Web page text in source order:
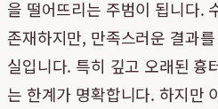
을 떨어뜨리는 주범이 됩니다.
존재하지만, 만족스러운 결과
실입니다. 특히 깊고 오래된 흉
는 한계가 명확합니다. 하지만